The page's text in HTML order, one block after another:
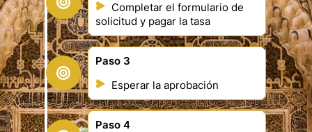
Completar el formulario de
solicitud y pagar la tasa
Paso 3
Esperar la aprobación
Paso 4